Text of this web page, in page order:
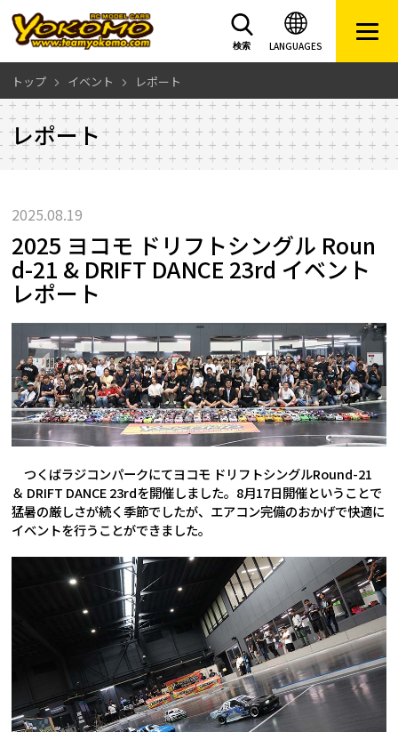
LANGUAGES
検索
トップ イベント レポート
レポート
2025.08.19
2025 ヨコモ ドリフトシングル Roun
d-21 & DRIFT DANCE 23rd イベント
レポート
つくばラジコンパークにてヨコモ ドリフトシングルRound-21
＆ DRIFT DANCE 23rdを開催しました。8月17日開催ということで
猛暑の厳しさが続く季節でしたが、エアコン完備のおかげで快適に
イベントを行うことができました。